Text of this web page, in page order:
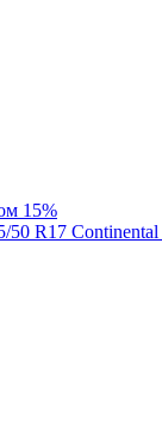
15%
R17